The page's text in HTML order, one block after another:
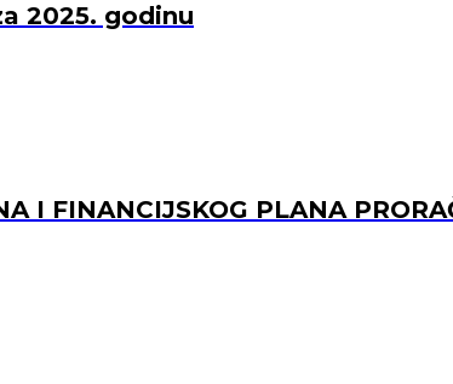
2025. godinu
I FINANCIJSKOG PLANA